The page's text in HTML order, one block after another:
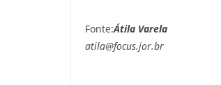
Fonte:Átila Varela
atila@focus.jor.br